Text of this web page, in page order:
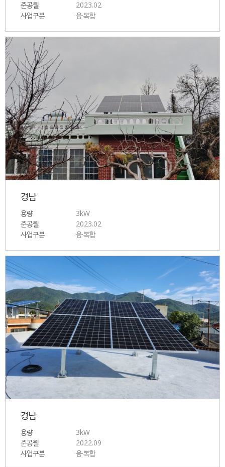
준공월
2023.02
사업구분
융·복합
경남
용량
3kW
준공월
2023.02
사업구분
융·복합
경남
용량
3kW
준공월
2022.09
사업구분
융·복합